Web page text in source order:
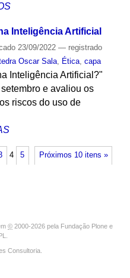
Inteligência Artificial
23/09/2022 — registrado
Oscar Sala, Ética, capa
Inteligência Artificial?"
e avaliou os
riscos do uso de
Próximos 10 itens »
4 5
© 2000-2026 pela Fundação Plone e
Consultoria